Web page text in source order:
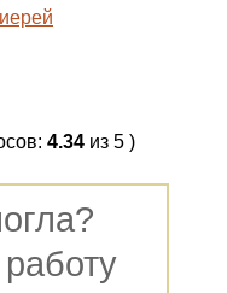
: 4.34из 5)